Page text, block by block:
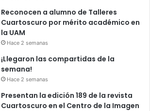
Reconocen a alumno de Talleres
Cuartoscuro por mérito académico en
la UAM
Hace 2 semanas
¡Llegaron las compartidas de la
semana!
Hace 2 semanas
Presentan la edición 189 de la revista
Cuartoscuro en el Centro de la Imagen